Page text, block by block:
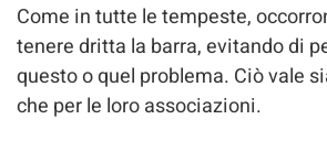
Come in tutte le tempeste,
tenere dritta la barra, evitando di
questo o quel problema. Ciò vale
che per le loro associazioni.